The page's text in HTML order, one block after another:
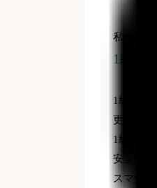
私が受
1 級ス
1級への
更に海
1級小型
安全に
スマ免